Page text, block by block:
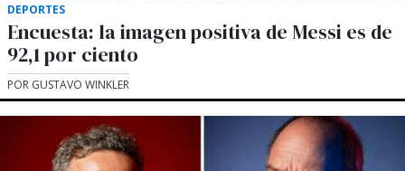
DEPORTES
Encuesta: la imagen positiva de Messi es de
92,1 por ciento
POR GUSTAVO WINKLER